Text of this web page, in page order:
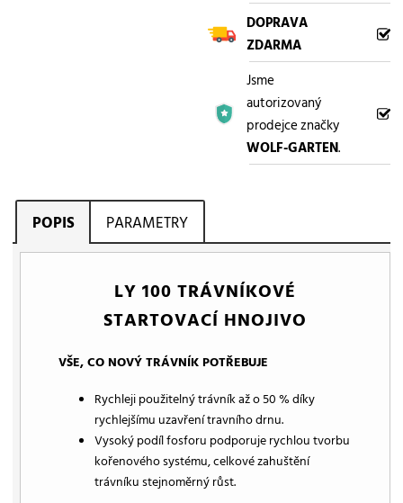
DOPRAVA
ZDARMA
Jsme
autorizovaný
prodejce značky
WOLF-GARTEN.
POPIS PARAMETRY
LY 100 TRÁVNÍKOVÉ
STARTOVACÍ HNOJIVO
VŠE, CO NOVÝ TRÁVNÍK POTŘEBUJE
Rychleji použitelný trávník až o 50 % díky
rychlejšímu uzavření travního drnu.
Vysoký podíl fosforu podporuje rychlou tvorbu
kořenového systému, celkové zahuštění
trávníku stejnoměrný růst.